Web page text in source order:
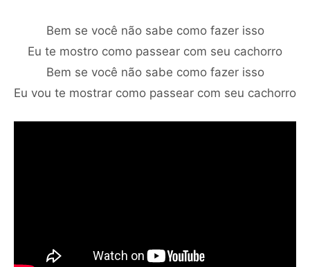
Bem se você não sabe como fazer isso
Eu te mostro como passear com seu cachorro
Bem se você não sabe como fazer isso
Eu vou te mostrar como passear com seu cachorro